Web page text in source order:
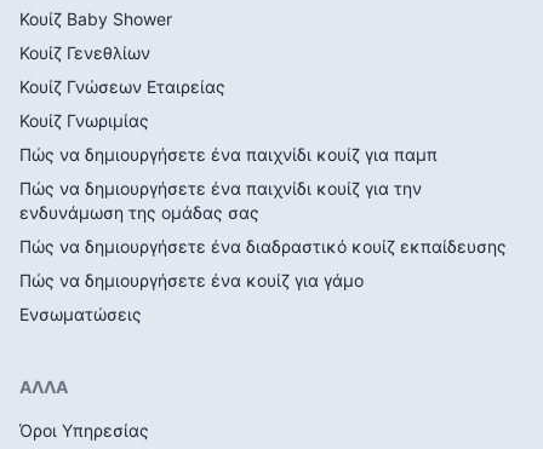
Κουίζ Baby Shower
Κουίζ Γενεθλίων
Κουίζ Γνώσεων Εταιρείας
Κουίζ Γνωριμίας
Πώς να δημιουργήσετε ένα παιχνίδι κουίζ για παμπ
Πώς να δημιουργήσετε ένα παιχνίδι κουίζ για την
ενδυνάμωση της ομάδας σας
Πώς να δημιουργήσετε ένα διαδραστικό κουίζ εκπαίδευσης
Πώς να δημιουργήσετε ένα κουίζ για γάμο
Ενσωματώσεις
ΑΛΛΑ
Όροι Υπηρεσίας